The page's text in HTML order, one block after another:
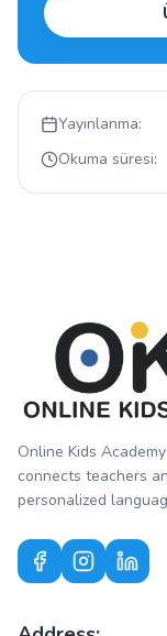
Yayınlanma:
Okuma süresi:
Online Kids
connects teachers
personalized